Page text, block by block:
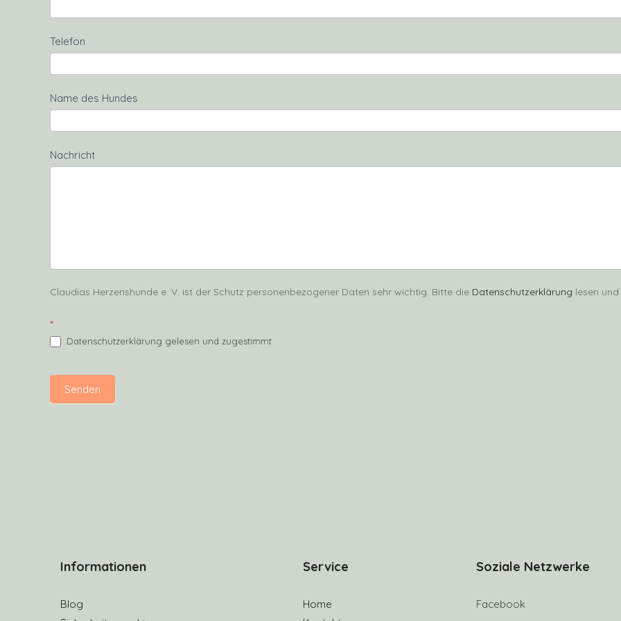
Telefon
Name des Hundes
Nachricht
Claudias Herzenshunde e. V. ist der Schutz personenbezogener Daten sehr wichtig. Bitte die Datenschutzerklärung lesen
*
Datenschutzerklärung gelesen und zugestimmt
Senden
Informationen
Blog
Service
Home
Soziale Netzwerke
Facebook